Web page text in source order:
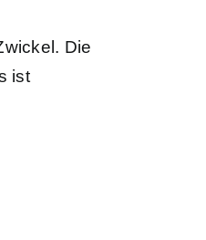
Die
ist